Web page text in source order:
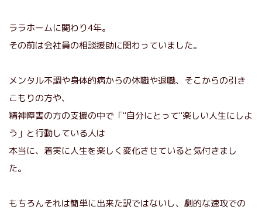
ララホームに関わり4年。
その前は会社員の相談援助に関わっていました。
メンタル不調や身体的病からの休職や退職、そこからの引き
こもりの方や、
精神障害の方の支援の中で「"自分にとって"楽しい人生にしよ
う」と行動している人は
本当に、着実に人生を楽しく変化させていると気付きまし
た。
もちろんそれは簡単に出来た訳ではないし、劇的な速攻での